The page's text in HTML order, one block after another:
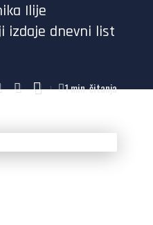
Ilije
izdaje dnevni list
1 min. čitanja